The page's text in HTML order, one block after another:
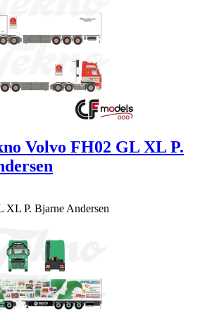
Volvo FH02 GL XL P.
XL P. Bjarne Andersen